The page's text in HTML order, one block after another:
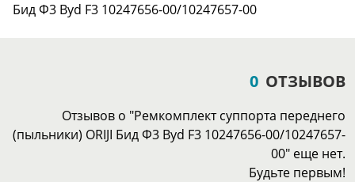
Бид Ф3 Byd F3 10247656-00/10247657-00
0 ОТЗЫВОВ
Отзывов о "Ремкомплект суппорта переднего
(пыльники) ORIJI Бид Ф3 Byd F3 10247656-00/10247657-
00" еще нет.
Будьте первым!